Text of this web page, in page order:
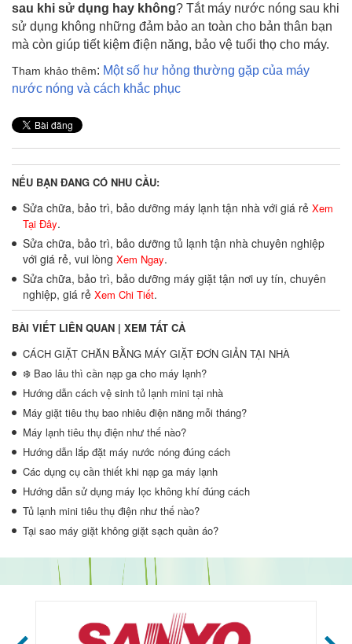
sau khi sử dụng hay không? Tắt máy nước nóng sau khi
sử dụng không những đảm bảo an toàn cho bản thân bạn
mà còn giúp tiết kiệm điện năng, bảo vệ tuổi thọ cho máy.
Tham khảo thêm: Một số hư hỏng thường gặp của máy
nước nóng và cách khắc phục
NẾU BẠN ĐANG CÓ NHU CẦU:
Sửa chữa, bảo trì, bảo dưỡng máy lạnh tận nhà với giá rẻ Xem
Tại Đây.
Sửa chữa, bảo trì, bảo dưỡng tủ lạnh tận nhà chuyên nghiệp
với giá rẻ, vui lòng Xem Ngay.
Sửa chữa, bảo trì, bảo dưỡng máy giặt tận nơi uy tín, chuyên
nghiệp, giá rẻ Xem Chi Tiết.
BÀI VIẾT LIÊN QUAN | XEM TẤT CẢ
CÁCH GIẶT CHĂN BẰNG MÁY GIẶT ĐƠN GIẢN TẠI NHÀ
❄️ Bao lâu thì cần nạp ga cho máy lạnh?
Hướng dẫn cách vệ sinh tủ lạnh mini tại nhà
Máy giặt tiêu thụ bao nhiêu điện năng mỗi tháng?
Máy lạnh tiêu thụ điện như thế nào?
Hướng dẫn lắp đặt máy nước nóng đúng cách
Các dụng cụ cần thiết khi nạp ga máy lạnh
Hướng dẫn sử dụng máy lọc không khí đúng cách
Tủ lạnh mini tiêu thụ điện như thế nào?
Tại sao máy giặt không giặt sạch quần áo?